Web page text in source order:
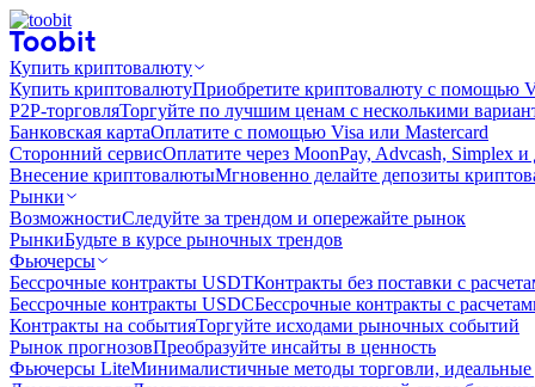
Купить криптовалюту
Купить криптовалютуПриобретите криптовалюту с помощью
P2P-торговляТоргуйте по лучшим ценам с несколькими
Банковская картаОплатите с помощью Visa или Mastercard
Сторонний сервисОплатите через MoonPay, Advcash, Simplex и
Внесение криптовалютыМгновенно делайте депозиты
Рынки
ВозможностиСледуйте за трендом и опережайте рынок
РынкиБудьте в курсе рыночных трендов
Фьючерсы
Бессрочные контракты USDTКонтракты без поставки с
Бессрочные контракты USDCБессрочные контракты с
Контракты на событияТоргуйте исходами рыночных событий
Рынок прогнозовПреобразуйте инсайты в ценность
Фьючерсы LiteМинималистичные методы торговли, идеальные